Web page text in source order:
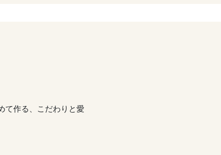
て作る、こだわりと愛